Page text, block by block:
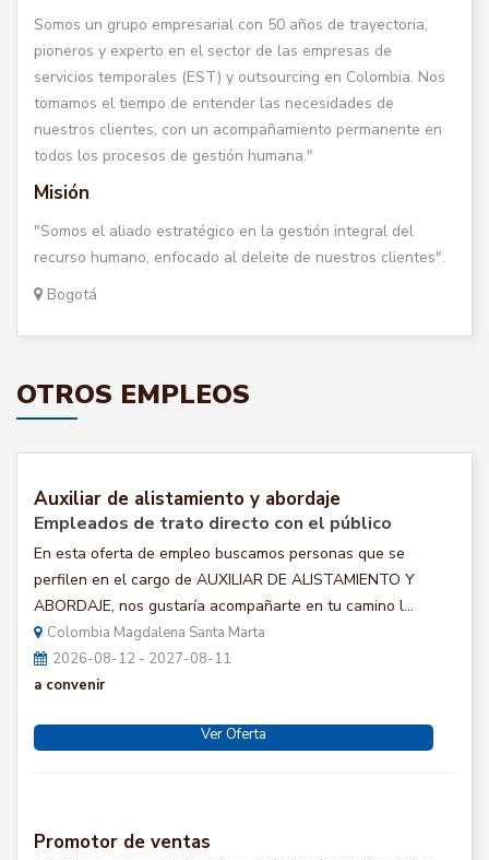
Somos un grupo empresarial con 50 años de trayectoria,
pioneros y experto en el sector de las empresas de
servicios temporales (EST) y outsourcing en Colombia. Nos
tomamos el tiempo de entender las necesidades de
nuestros clientes, con un acompañamiento permanente en
todos los procesos de gestión humana."
Misión
"Somos el aliado estratégico en la gestión integral del
recurso humano, enfocado al deleite de nuestros clientes".
Bogotá
OTROS EMPLEOS
Auxiliar de alistamiento y abordaje
Empleados de trato directo con el público
En esta oferta de empleo buscamos personas que se
perfilen en el cargo de AUXILIAR DE ALISTAMIENTO Y
ABORDAJE, nos gustaría acompañarte en tu camino l...
Colombia Magdalena Santa Marta
2026-08-12 - 2027-08-11
a convenir
Ver Oferta
Promotor de ventas